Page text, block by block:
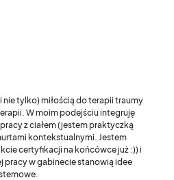
tylko) miłością do terapii traumy
W moim podejściu integruję
z ciałem (jestem praktyczką
kontekstualnymi. Jestem
certyfikacji na końcówce już :)) i
pracy w gabinecie stanowią idee